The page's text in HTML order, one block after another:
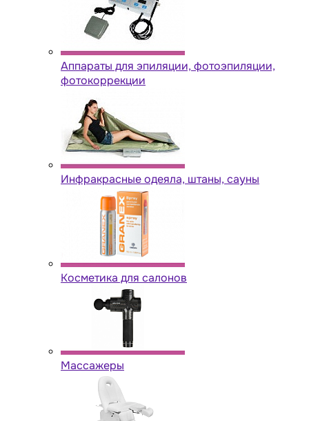
Аппараты для эпиляции, фотоэпиляции,
фотокоррекции
Инфракрасные одеяла, штаны, сауны
Косметика для салонов
Массажеры